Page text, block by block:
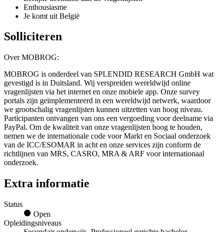
Enthousiasme
Je komt uit België
Solliciteren
Over MOBROG:
MOBROG is onderdeel van SPLENDID RESEARCH GmbH wat
gevestigd is in Duitsland. Wij verspreiden wereldwijd online
vragenlijsten via het internet en onze mobiele app. Onze survey
portals zijn geïmplementeerd in een wereldwijd netwerk, waardoor
we grootschalig vragenlijsten kunnen uitzetten van hoog niveau.
Participanten ontvangen van ons een vergoeding voor deelname via
PayPal. Om de kwaliteit van onze vragenlijsten hoog te houden,
nemen we de internationale code voor Markt en Sociaal onderzoek
van de ICC/ESOMAR in acht en onze services zijn conform de
richtlijnen van MRS, CASRO, MRA & ARF voor internationaal
onderzoek.
Extra informatie
Status
Open
Opleidingsniveaus